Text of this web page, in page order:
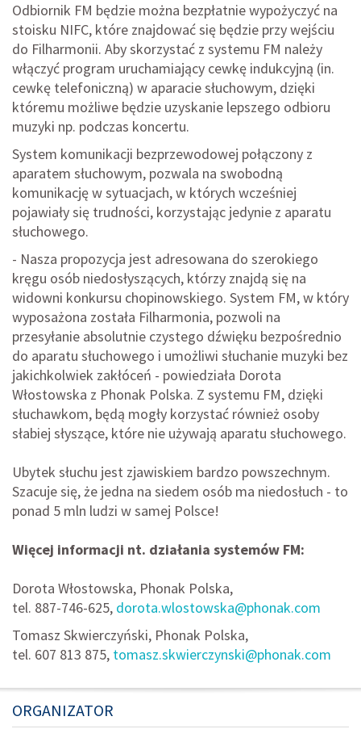
Odbiornik FM będzie można bezpłatnie wypożyczyć na
stoisku NIFC, które znajdować się będzie przy wejściu
do Filharmonii. Aby skorzystać z systemu FM należy
włączyć program uruchamiający cewkę indukcyjną (in.
cewkę telefoniczną) w aparacie słuchowym, dzięki
któremu możliwe będzie uzyskanie lepszego odbioru
muzyki np. podczas koncertu.
System komunikacji bezprzewodowej połączony z
aparatem słuchowym, pozwala na swobodną
komunikację w sytuacjach, w których wcześniej
pojawiały się trudności, korzystając jedynie z aparatu
słuchowego.
- Nasza propozycja jest adresowana do szerokiego
kręgu osób niedosłyszących, którzy znajdą się na
widowni konkursu chopinowskiego. System FM, w który
wyposażona została Filharmonia, pozwoli na
przesyłanie absolutnie czystego dźwięku bezpośrednio
do aparatu słuchowego i umożliwi słuchanie muzyki bez
jakichkolwiek zakłóceń - powiedziała Dorota
Włostowska z Phonak Polska. Z systemu FM, dzięki
słuchawkom, będą mogły korzystać również osoby
słabiej słyszące, które nie używają aparatu słuchowego.
Ubytek słuchu jest zjawiskiem bardzo powszechnym.
Szacuje się, że jedna na siedem osób ma niedosłuch - to
ponad 5 mln ludzi w samej Polsce!
Więcej informacji nt. działania systemów FM:
Dorota Włostowska, Phonak Polska,
tel. 887-746-625, dorota.wlostowska@phonak.com
Tomasz Skwierczyński, Phonak Polska,
tel. 607 813 875, tomasz.skwierczynski@phonak.com
ORGANIZATOR